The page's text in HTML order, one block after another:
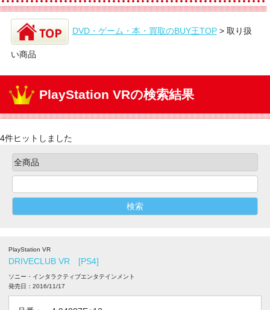
DVD・ゲーム・本・買取のBUY王TOP> 取り扱
い商品
PlayStation VRの検索結果
4件ヒットしました
PlayStation VR
DRIVECLUB VR [PS4]
ソニー・インタラクティブエンタテインメント
発売日：2016/11/17